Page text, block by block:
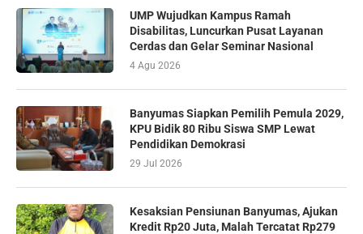
UMP Wujudkan Kampus Ramah
Disabilitas, Luncurkan Pusat Layanan
Cerdas dan Gelar Seminar Nasional
4 Agu 2026
Banyumas Siapkan Pemilih Pemula 2029,
KPU Bidik 80 Ribu Siswa SMP Lewat
Pendidikan Demokrasi
29 Jul 2026
Kesaksian Pensiunan Banyumas, Ajukan
Kredit Rp20 Juta, Malah Tercatat Rp279